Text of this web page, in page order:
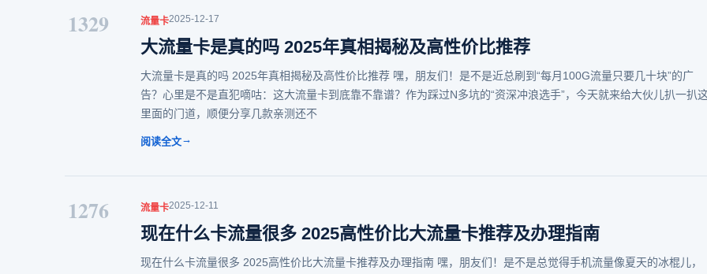
1329 流量卡2025-12-17
大流量卡是真的吗 2025年真相揭秘及高性价比推荐
大流量卡是真的吗 2025年真相揭秘及高性价比推荐 嘿，朋友们！是不是近总刷到“每月100G流量只要几十块”的广
告？心里是不是直犯嘀咕：这大流量卡到底靠不靠谱？作为踩过N多坑的“资深冲浪选手”，今天就来给大伙儿扒一扒
里面的门道，顺便分享几款亲测还不
阅读全文→
1276 流量卡2025-12-11
现在什么卡流量很多 2025高性价比大流量卡推荐及办理指南
现在什么卡流量很多 2025高性价比大流量卡推荐及办理指南 嘿，朋友们！是不是总觉得手机流量像夏天的冰棍儿，